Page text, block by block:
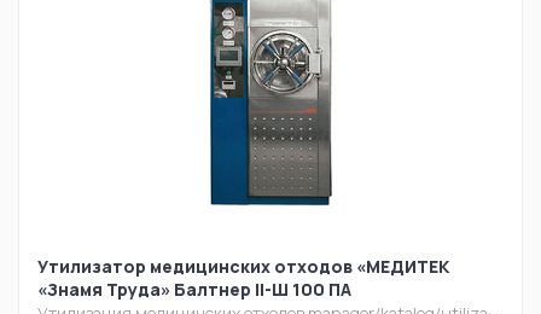
Утилизатор медицинских отходов «МЕДИТЕК
«Знамя Труда» Балтнер II-Ш 100 ПА